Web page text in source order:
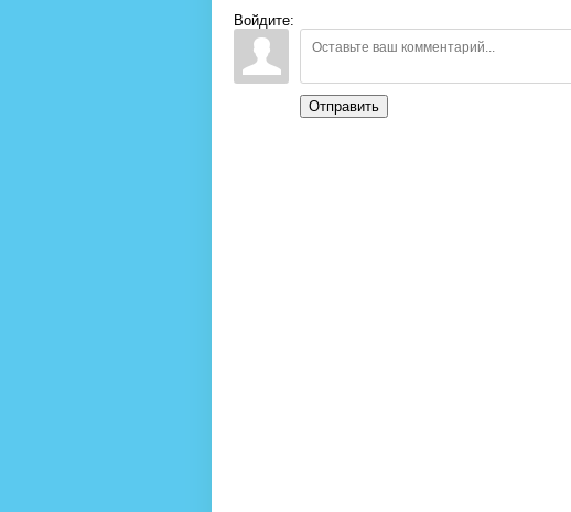
Войдите:
Отправить